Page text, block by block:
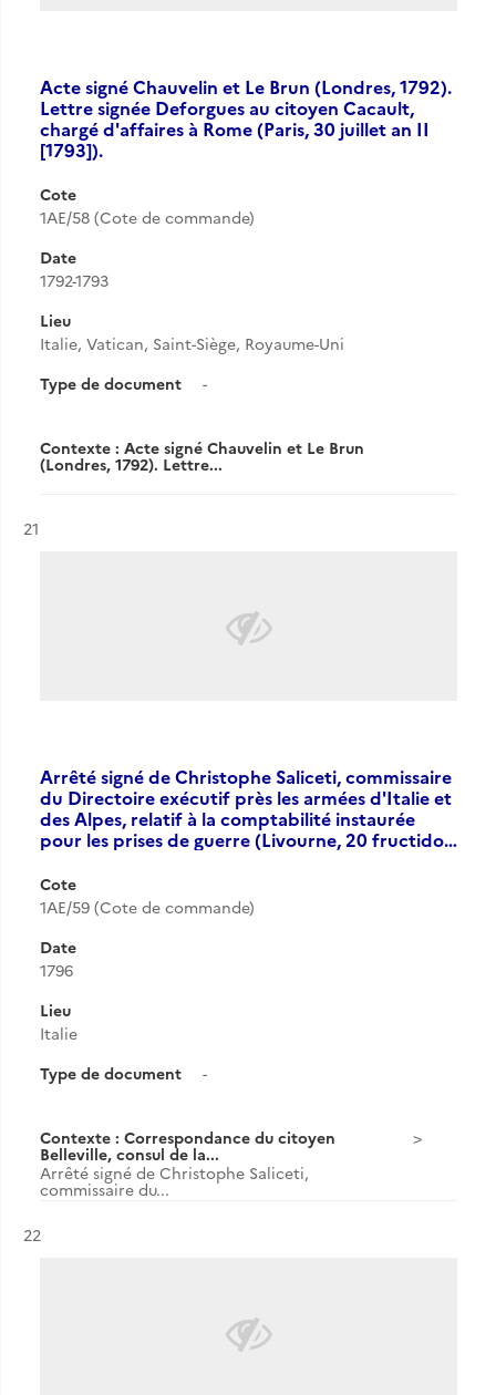
Acte signé Chauvelin et Le Brun (Londres, 1792).
Lettre signée Deforgues au citoyen Cacault,
chargé d'affaires à Rome (Paris, 30 juillet an II
[1793]).
Cote
1AE/58 (Cote de commande)
Date
1792-1793
Lieu
Italie, Vatican, Saint-Siège, Royaume-Uni
Type de document
-
Contexte : Acte signé Chauvelin et Le Brun
(Londres, 1792). Lettre...
Résultat n°
21
Arrêté signé de Christophe Saliceti, commissaire
du Directoire exécutif près les armées d'Italie et
des Alpes, relatif à la comptabilité instaurée
pour les prises de guerre (Livourne, 20 fructido…
Cote
1AE/59 (Cote de commande)
Date
1796
Lieu
Italie
Type de document
-
Contexte : Correspondance du citoyen
Belleville, consul de la...
Arrêté signé de Christophe Saliceti,
commissaire du...
Résultat n°
22